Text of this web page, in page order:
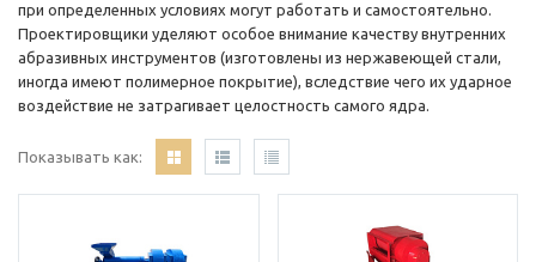
при определенных условиях могут работать и самостоятельно.
Проектировщики уделяют особое внимание качеству внутренних
абразивных инструментов (изготовлены из нержавеющей стали,
иногда имеют полимерное покрытие), вследствие чего их ударное
воздействие не затрагивает целостность самого ядра.
Показывать как: